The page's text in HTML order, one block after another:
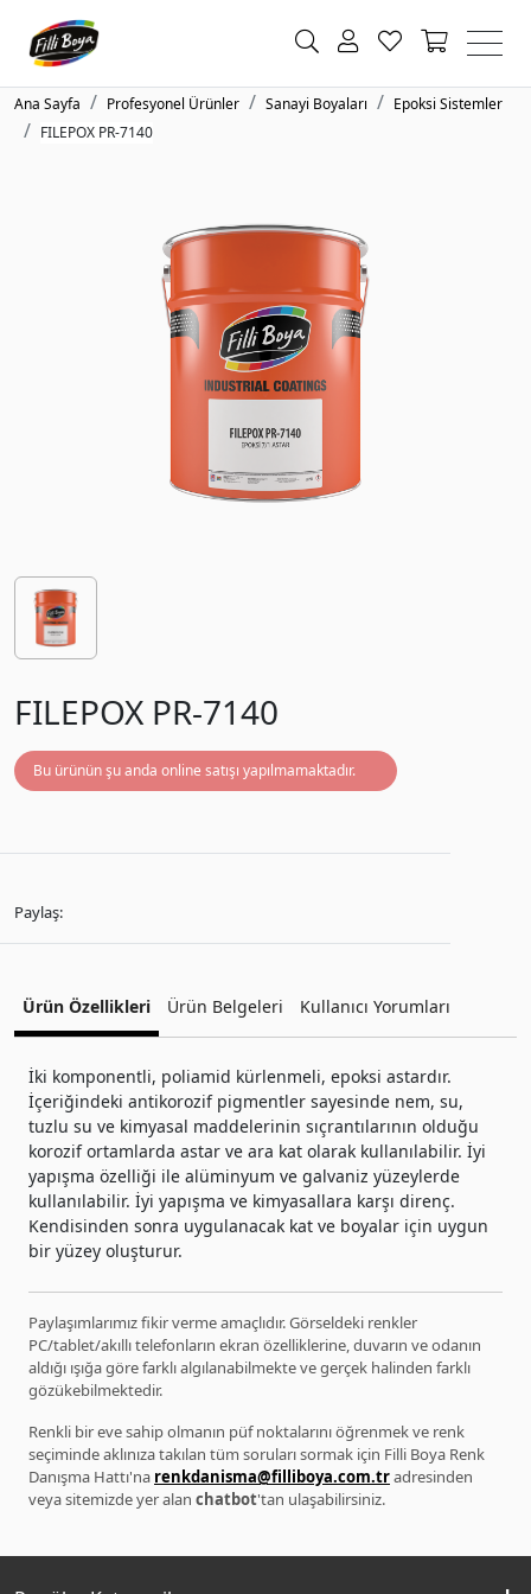
Ana Sayfa Profesyonel Ürünler Sanayi Boyaları
Epoksi Sistemler
FILEPOX PR-7140
FILEPOX PR-7140
Bu ürünün şu anda online satışı yapılmamaktadır.
Paylaş:
Ürün Özellikleri Ürün Belgeleri Kullanıcı Yorumları
İki komponentli, poliamid kürlenmeli, epoksi astardır.
İçeriğindeki antikorozif pigmentler sayesinde nem, su,
tuzlu su ve kimyasal maddelerinin sıçrantılarının olduğu
korozif ortamlarda astar ve ara kat olarak kullanılabilir. İyi
yapışma özelliği ile alüminyum ve galvaniz yüzeylerde
kullanılabilir. İyi yapışma ve kimyasallara karşı direnç.
Kendisinden sonra uygulanacak kat ve boyalar için uygun
bir yüzey oluşturur.
Paylaşımlarımız fikir verme amaçlıdır. Görseldeki renkler
PC/tablet/akıllı telefonların ekran özelliklerine, duvarın ve odanın
aldığı ışığa göre farklı algılanabilmekte ve gerçek halinden farklı
gözükebilmektedir.
Renkli bir eve sahip olmanın püf noktalarını öğrenmek ve renk
seçiminde aklınıza takılan tüm soruları sormak için Filli Boya Renk
Danışma Hattı'na renkdanisma@filliboya.com.tradresinden
veya sitemizde yer alan chatbot'tan ulaşabilirsiniz.